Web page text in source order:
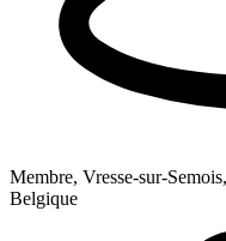
Membre, Vresse-sur-
Belgique